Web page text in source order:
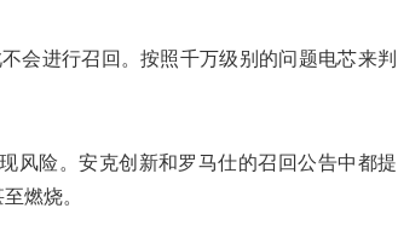
会进行召回。按照千万级别的问题电芯来判
风险。安克创新和罗马仕的召回公告中都提
燃烧。